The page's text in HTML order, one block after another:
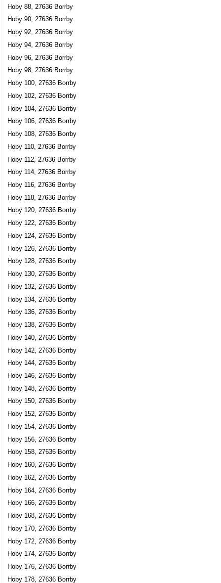
Hoby 714, 27636 Borrby
Thomas Lundgren Bygg & Montage
Thomas Ola Anders Lundgren
Hoby 714, 27636 Borrby
Gert Lars-Erik Persson
0411-520941
Hoby 728, 27636 Borrby
Hoby Revision
Dorotea Ann-Mari Louisson
0411-520941
Hoby 728, 27636 Borrby
Robsy Forestry Consulting
Robert Boson Sylvander
0414-30145
Hoby 831, 27636 Borrby
Escon AB
Sten Erik Johan Sevborn
0411-521457
Hoby 893, 27636 Borrby
AB Peter Häberli
Peter Häberli
Hoby 976, 27636 Borrby
Hans Per Tore Bjershög
0414-30438
Hoby Bjershög, 27636 Borrby
Henrik B E Bjershög
Henrik Bertil Edvard Bjershög
Hoby Bjershög, 27636 Borrby
Per Magnus Bjershög
Hoby Bjershög, 27636 Borrby
Hans Bjershögs HB
Hoby Bjershög, 27636 Borrby
Torsten Paul Gerhard Sassersson
Hoby Bonnstensgård, 27636 Borrby
Hoby Gård
Anders Ingemar Nordborg
0414-30682
Hoby Gård, 27636 Borrby
Bo Walde Jönsson
0414-30477
Hoby Holmåkra Gård, 27636 Borrby
Jan Ola Olsson
Hoby 88, 27636 Borrby
Hoby 90, 27636 Borrby
Hoby 92, 27636 Borrby
Hoby 94, 27636 Borrby
Hoby 96, 27636 Borrby
Hoby 98, 27636 Borrby
Hoby 100, 27636 Borrby
Hoby 102, 27636 Borrby
Hoby 104, 27636 Borrby
Hoby 106, 27636 Borrby
Hoby 108, 27636 Borrby
Hoby 110, 27636 Borrby
Hoby 112, 27636 Borrby
Hoby 114, 27636 Borrby
Hoby 116, 27636 Borrby
Hoby 118, 27636 Borrby
Hoby 120, 27636 Borrby
Hoby 122, 27636 Borrby
Hoby 124, 27636 Borrby
Hoby 126, 27636 Borrby
Hoby 128, 27636 Borrby
Hoby 130, 27636 Borrby
Hoby 132, 27636 Borrby
Hoby 134, 27636 Borrby
Hoby 136, 27636 Borrby
Hoby 138, 27636 Borrby
Hoby 140, 27636 Borrby
Hoby 142, 27636 Borrby
Hoby 144, 27636 Borrby
Hoby 146, 27636 Borrby
Hoby 148, 27636 Borrby
Hoby 150, 27636 Borrby
Hoby 152, 27636 Borrby
Hoby 154, 27636 Borrby
Hoby 156, 27636 Borrby
Hoby 158, 27636 Borrby
Hoby 160, 27636 Borrby
Hoby 162, 27636 Borrby
Hoby 164, 27636 Borrby
Hoby 166, 27636 Borrby
Hoby 168, 27636 Borrby
Hoby 170, 27636 Borrby
Hoby 172, 27636 Borrby
Hoby 174, 27636 Borrby
Hoby 176, 27636 Borrby
Hoby 178, 27636 Borrby